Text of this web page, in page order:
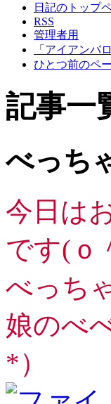
日記のトップ
RSS
管理者用
「アイアンバ
ひとつ前のペ
記事一
べっち
今日は
です(ｏ
べっち
娘のべ
*）